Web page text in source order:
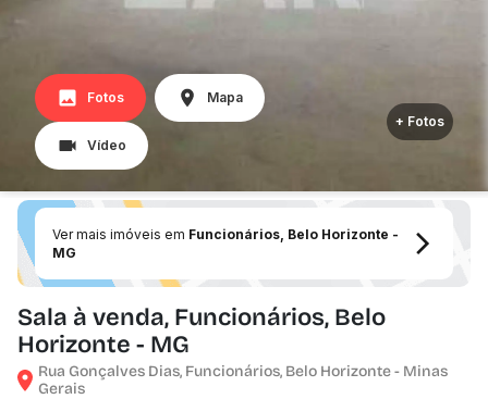
Fotos Mapa
Vídeo
+ Fotos
Ver mais imóveis em Funcionários, Belo Horizonte -
MG
Sala à venda, Funcionários, Belo
Horizonte - MG
Rua Gonçalves Dias, Funcionários, Belo Horizonte - Minas
Gerais